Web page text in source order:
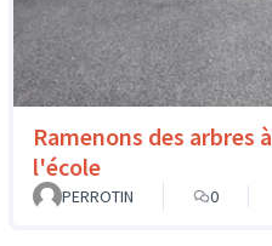
Ramenons des arbres à
l'école
PERROTIN
0